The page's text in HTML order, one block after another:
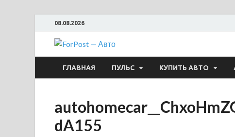
08.08.2026
ForPost —
ГЛАВНАЯ ПУЛЬС КУПИТЬ АВТО
dA155